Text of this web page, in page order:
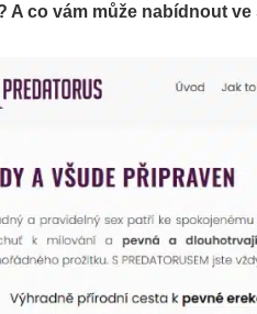
A co vám může nabídnout ve